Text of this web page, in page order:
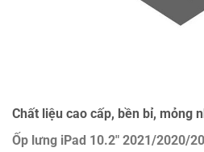
Chất liệu cao cấp, bền bỉ, mỏng
Ốp lưng iPad 10.2″ 2021/2020/